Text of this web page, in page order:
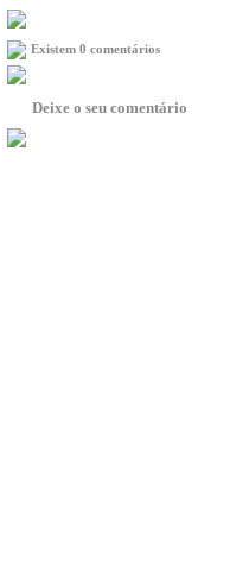
Existem 0 comentários
Deixe o seu comentário